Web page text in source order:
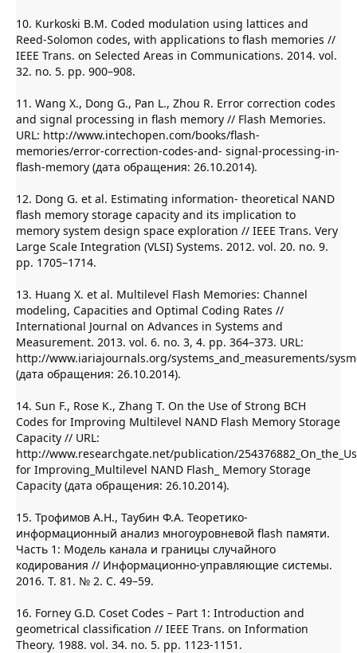
10. Kurkoski B.M. Coded modulation using lattices and
Reed-Solomon codes, with applications to flash memories //
IEEE Trans. on Selected Areas in Communications. 2014. vol.
32. no. 5. pp. 900–908.
11. Wang X., Dong G., Pan L., Zhou R. Error correction codes
and signal processing in flash memory // Flash Memories.
URL: http://www.intechopen.com/books/flash-
memories/error-correction-codes-and- signal-processing-in-
flash-memory (дата обращения: 26.10.2014).
12. Dong G. et al. Estimating information- theoretical NAND
flash memory storage capacity and its implication to
memory system design space exploration // IEEE Trans. Very
Large Scale Integration (VLSI) Systems. 2012. vol. 20. no. 9.
pp. 1705–1714.
13. Huang X. et al. Multilevel Flash Memories: Channel
modeling, Capacities and Optimal Coding Rates //
International Journal on Advances in Systems and
Measurement. 2013. vol. 6. no. 3, 4. pp. 364–373. URL:
http://www.iariajournals.org/systems_and_measurements/
(дата обращения: 26.10.2014).
14. Sun F., Rose K., Zhang T. On the Use of Strong BCH
Codes for Improving Multilevel NAND Flash Memory Storage
Capacity // URL:
http://www.researchgate.net/publication/
for Improving_Multilevel NAND Flash_ Memory Storage
Capacity (дата обращения: 26.10.2014).
15. Трофимов А.Н., Таубин Ф.А. Теоретико-
информационный анализ многоуровневой flash памяти.
Часть 1: Модель канала и границы случайного
кодирования // Информационно-управляющие системы.
2016. Т. 81. № 2. С. 49–59.
16. Forney G.D. Coset Codes – Part 1: Introduction and
geometrical classification // IEEE Trans. on Information
Theory. 1988. vol. 34. no. 5. pp. 1123-1151.